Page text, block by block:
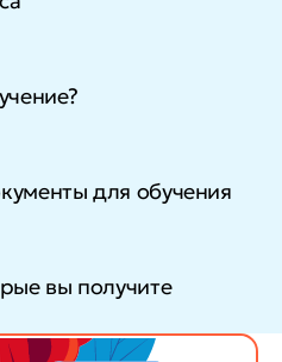
для обучения
вы получите